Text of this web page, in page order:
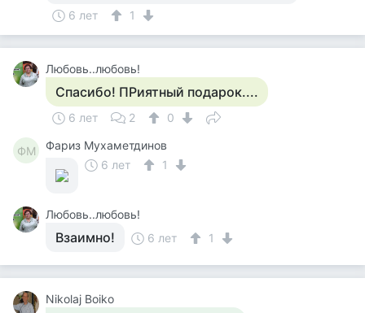
6 лет 1
Любовь..любовь!
Спасибо! ПРиятный подарок....
6 лет 2 0
ФМ
Фариз Мухаметдинов
6 лет
1
Любовь..любовь!
Взаимно! 6 лет 1
Nikolaj Boiko